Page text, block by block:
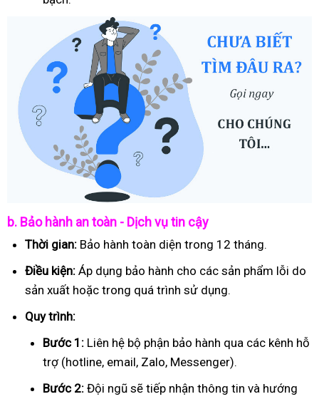
b. Bảo hành an toàn - Dịch vụ tin cậy
Thời gian: Bảo hành toàn diện trong 12 tháng.
Điều kiện: Áp dụng bảo hành cho các sản phẩm lỗi do
sản xuất hoặc trong quá trình sử dụng.
Quy trình:
Bước 1: Liên hệ bộ phận bảo hành qua các kênh hỗ
trợ (hotline, email, Zalo, Messenger).
Bước 2: Đội ngũ sẽ tiếp nhận thông tin và hướng